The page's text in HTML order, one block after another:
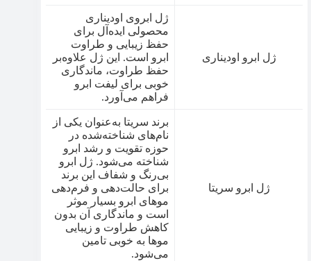
ژل ابرو اودیناری
ژل ابروی اودیناری
محصولی ایده‌آل برای
حفظ زیبایی و طراوت
ابرو است. این ژل علاوه‌بر
حفظ طراوت، ماندگاری
خوبی برای لیفت ابرو
فراهم می‌آورد.
ژل ابرو سریتا
برند سریتا به‌عنوان یکی از
نام‌های شناخته‌شده در
حوزه تقویت و رشد ابرو
شناخته می‌شود. ژل ابرو
بی‌رنگ و شفاف این برند
برای حالت‌دهی و فرم‌دهی
موهای ابرو بسیار موثر
است و ماندگاری آن بدون
کاهش طراوت و زیبایی
موها به خوبی تامین
می‌شود.